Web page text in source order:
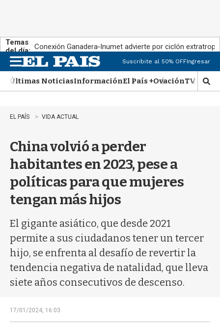
Temas
del día: Conexión Ganadera Inumet advierte por ciclón
n
u
Suscribite al 50% OFFIngresar
Últimas NoticiasInformaciónEl País +OvaciónTV Show
M
o
EL PAÍS VIDA ACTUAL
China volvió a perder
habitantes en 2023, pese a
políticas para que mujeres
tengan más hijos
El gigante asiático, que desde 2021
permite a sus ciudadanos tener un tercer
hijo, se enfrenta al desafío de revertir la
tendencia negativa de natalidad, que lleva
siete años consecutivos de descenso.
17/01/2024, 16:03